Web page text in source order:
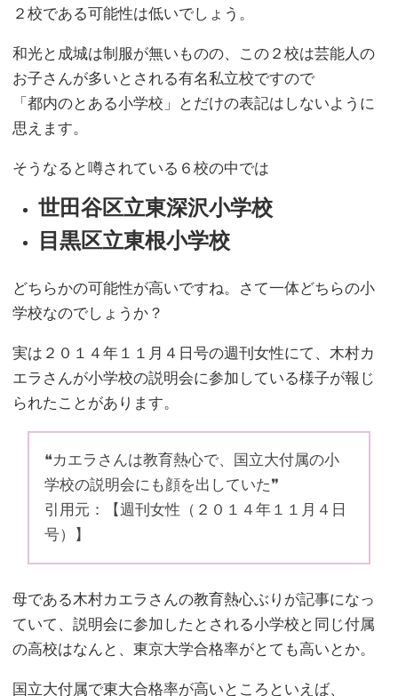
２校である可能性は低いでしょう。
和光と成城は制服が無いものの、この２校は芸能人の
お子さんが多いとされる有名私立校ですので
「都内のとある小学校」とだけの表記はしないように
思えます。
そうなると噂されている６校の中では
世田谷区立東深沢小学校
目黒区立東根小学校
どちらかの可能性が高いですね。さて一体どちらの小
学校なのでしょうか？
実は２０１４年１１月４日号の週刊女性にて、木村カ
エラさんが小学校の説明会に参加している様子が報じ
られたことがあります。
❝カエラさんは教育熱心で、国立大付属の小
学校の説明会にも顔を出していた❞
引用元：【週刊女性（２０１４年１１月４日
号）】
母である木村カエラさんの教育熱心ぶりが記事になっ
ていて、説明会に参加したとされる小学校と同じ付属
の高校はなんと、東京大学合格率がとても高いとか。
国立大付属で東大合格率が高いところといえば、